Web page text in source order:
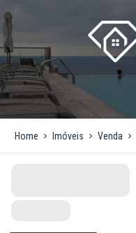
Home Imóveis Venda